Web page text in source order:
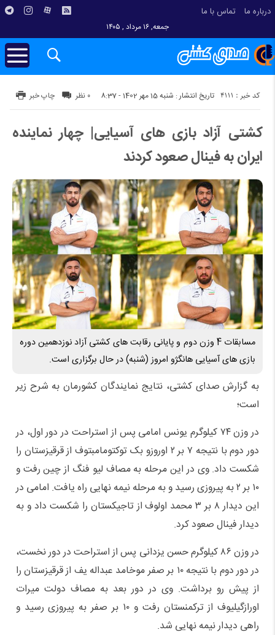
درباره ما تماس با ما
جمعه, ۱۶ مرداد , ۱۴۰۵
تاریخ انتشار : شنبه 15 مهر 1402 - 8:37 کد خبر : 4111 چاپ خبر ۰ نظر
کشتی آزاد بازی های آسیایی| چهار نماینده
ایران به فینال صعود کردند
مسابقات 4 وزن دوم و پایانی رقابت های کشتی آزاد نوزدهمین دوره
بازی های آسیایی هانگژو امروز (شنبه) در حال برگزاری است.
به گزارش صدای کشتی، نتایج نمایندگان کشورمان به شرح زیر
است؛
در وزن ۷۴ کیلوگرم یونس امامی پس از استراحت در دور اول، در
دور دوم با نتیجه ۷ بر ۲ اوروزو بک توکتومامبتوف از قرقیزستان را
شکست داد. وی در این مرحله به مصاف لیو فنگ از چین رفت و
۱۰ بر ۲ به پیروزی رسید و به مرحله نیمه نهایی راه یافت. امامی در
این دیدار ۸ بر ۳ محمد اولوف از تاجیکستان را شکست داد و به
دیدار فینال صعود کرد.
در وزن ۸۶ کیلوگرم حسن یزدانی پس از استراحت در دور نخست،
در دور دوم با نتیجه ۱۰ بر صفر موخامد عبداله یف از قرقیزستان را
از پیش رو برداشت. وی در دور بعد به مصاف دولت میرات
اورازگیلیوف از ترکمنستان رفت و ۱۰ بر صفر به پیروزی رسید و
راهی دیدار نیمه نهایی شد.